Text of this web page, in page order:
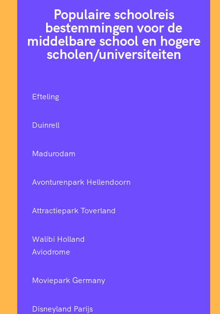
Populaire schoolreis
bestemmingen voor de
middelbare school en hogere
scholen/universiteiten
Efteling
Duinrell
Madurodam
Avonturenpark Hellendoorn
Attractiepark Toverland
Walibi Holland
Aviodrome
Moviepark Germany
Disneyland Parijs